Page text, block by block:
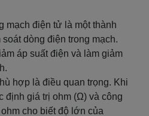
mạch điện tử là một thành
dòng điện trong mạch.
áp suất điện và làm giảm
hợp là điều quan trọng. Khi
định giá trị ohm (Ω) và công
cho biết độ lớn của